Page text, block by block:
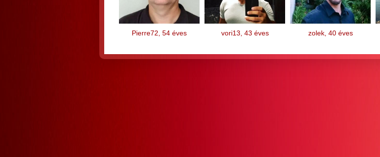
Pierre72, 54 éves vori13, 43 éves zolek, 40 éves